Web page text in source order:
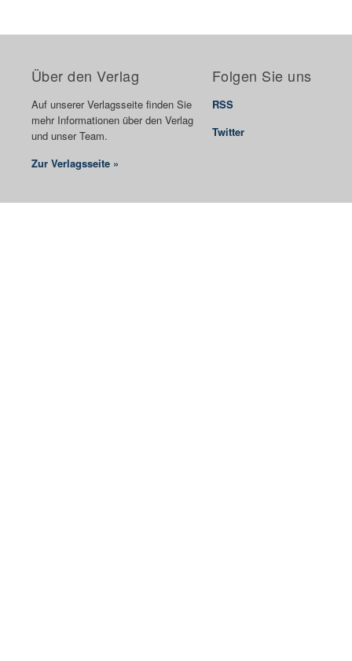
Über den Verlag
Auf unserer Verlagsseite finden Sie
mehr Informationen über den Verlag
und unser Team.
Zur Verlagsseite »
Folgen Sie uns
RSS
Twitter